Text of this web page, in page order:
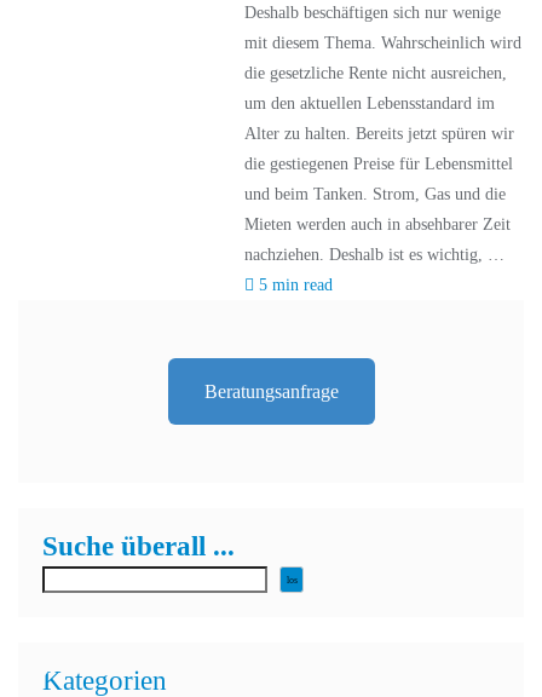
Deshalb beschäftigen sich nur wenige
mit diesem Thema. Wahrscheinlich wird
die gesetzliche Rente nicht ausreichen,
um den aktuellen Lebensstandard im
Alter zu halten. Bereits jetzt spüren wir
die gestiegenen Preise für Lebensmittel
und beim Tanken. Strom, Gas und die
Mieten werden auch in absehbarer Zeit
nachziehen. Deshalb ist es wichtig, …
5 min read
Beratungsanfrage
Suche überall ...
los
Kategorien